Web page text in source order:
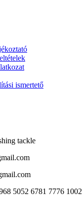
ismertető
tackle
5052 6781 7776 1002